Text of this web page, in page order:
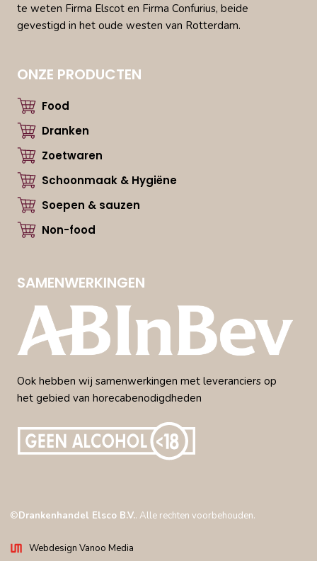
te weten Firma Elscot en Firma Confurius, beide
gevestigd in het oude westen van Rotterdam.
ONZE PRODUCTEN
Food
Dranken
Zoetwaren
Schoonmaak & Hygiëne
Soepen & sauzen
Non-food
SAMENWERKINGEN
Ook hebben wij samenwerkingen met leveranciers op
het gebied van horecabenodigdheden
©Drankenhandel Elsco B.V.. Alle rechten voorbehouden.
Webdesign Vanoo Media